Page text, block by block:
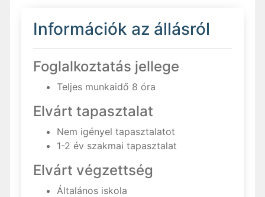
Információk az állásról
Foglalkoztatás jellege
Teljes munkaidő 8 óra
Elvárt tapasztalat
Nem igényel tapasztalatot
1-2 év szakmai tapasztalat
Elvárt végzettség
Általános iskola